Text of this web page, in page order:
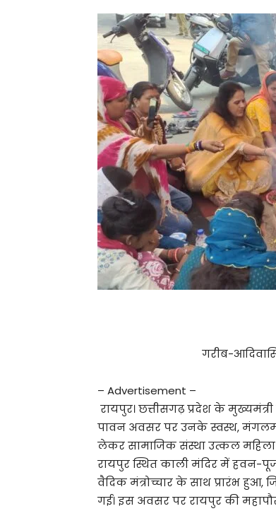
गरीब-
– Advertisement –
रायपुर। छत्तीसगढ़ प्रदेश के
पावन अवसर पर उनके स्वस्थ,
लेकर सामाजिक संस्था उत्कल महिला
रायपुर स्थित काली मंदिर में हवन-
वैदिक मंत्रोच्चार के साथ प्रारंभ हुआ,
गई। इस अवसर पर रायपुर की